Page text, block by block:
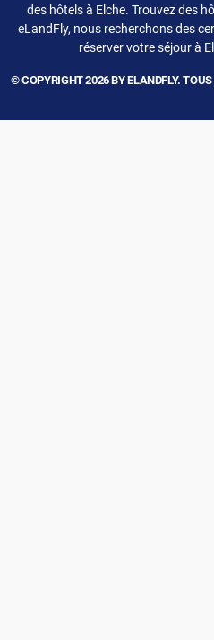
des hôtels à Elche. Trouvez des
eLandFly, nous recherchons des
réserver votre séjour à
© COPYRIGHT 2026 BY ELANDFLY. TOUS